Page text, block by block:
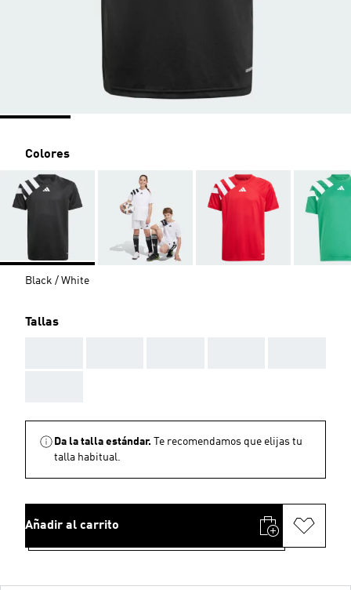
Colores
Black / White
Tallas
Da la talla estándar.
Te recomendamos que elijas tu
talla habitual.
Añadir al carrito